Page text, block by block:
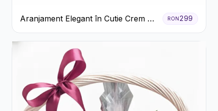
Aranjament Elegant în Cutie Crem cu
Crizanteme și Trandafiri
RON299